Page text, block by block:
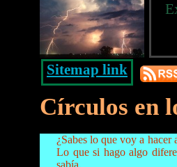
Sitemap link
Círculos en
¿Sabes lo que voy a hacer
Lo que si hago algo
sabía.